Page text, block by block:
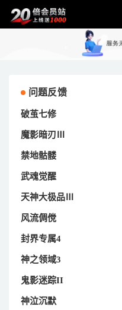
问题反馈
破茧七修
魔影暗刃Ⅲ
禁地骷髅
武魂觉醒
天神大极品Ⅲ
风流倜傥
封界专属4
神之领域3
鬼影迷踪II
神泣沉默